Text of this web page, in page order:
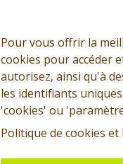
Pour vous offrir la
cookies pour accéder
autorisez, ainsi qu'à
les identifiants
'cookies' ou
Politique de cookies et